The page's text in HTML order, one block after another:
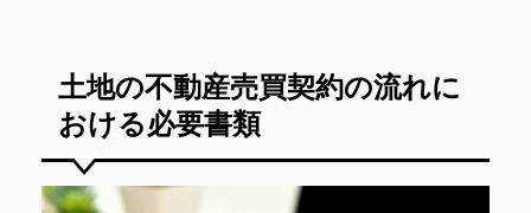
土地の不動産売買契約の流れに
おける必要書類